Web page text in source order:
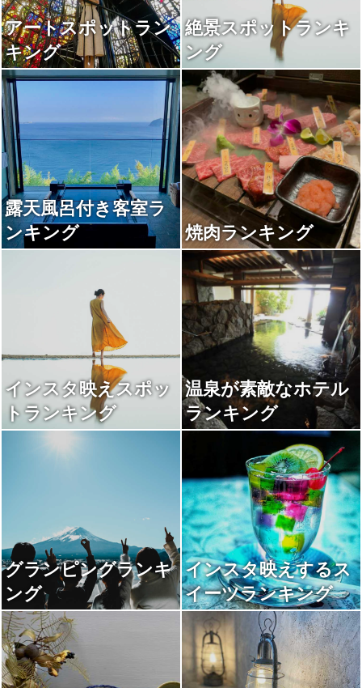
アートスポットラン
キング
絶景スポットランキ
ング
露天風呂付き客室ラ
ンキング
焼肉ランキング
インスタ映えスポッ
トランキング
温泉が素敵なホテル
ランキング
グランピングランキ
ング
インスタ映えするス
イーツランキング